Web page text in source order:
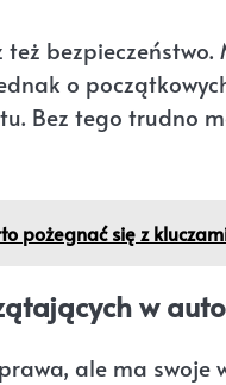
bezpieczeństwo.
o
Bez tego trudno
pożegnać się z
w
ale ma swoje